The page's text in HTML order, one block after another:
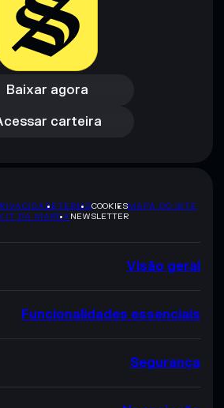
Baixar agora
Baixar agora
Acessar carteira
carteira
TERMSCOOKIESMAPA DO SITE
KIT DA MARCA NEWSLETTER
Visão geral
Funcionalidades essenciais
Segurança